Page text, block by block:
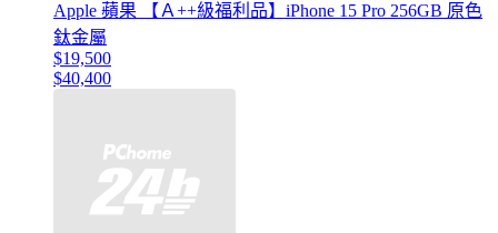
Apple 蘋果 【Ａ++級福利品】iPhone 15 Pro 256GB 原色
鈦金屬
$19,500
$40,400